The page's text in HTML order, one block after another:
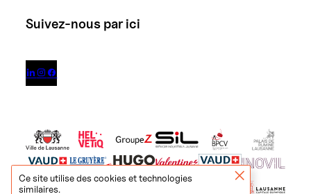
Ce site utilise des cookies et technologies
similaires.
Suivez-nous par ici
  